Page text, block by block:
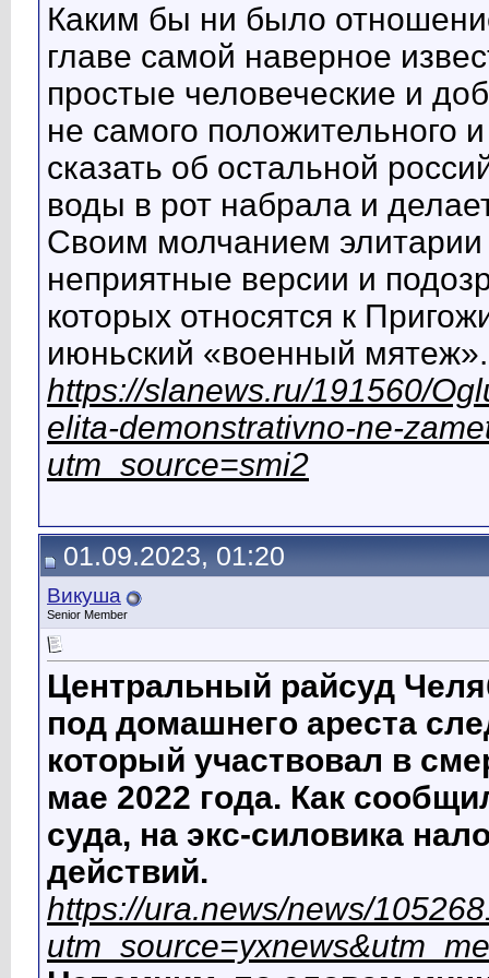
Каким бы ни было
главе самой наверное
простые человеческие и
не самого положительного
сказать об остальной
воды в рот набрала и
Своим молчанием
неприятные версии и
которых относятся к
июньский «военный мятеж».
https://slanews.ru/191560/
elita-demonstrativno-ne-
utm_source=smi2
01.09.2023, 01:20
Викуша
Senior Member
Центральный райсуд
под домашнего ареста
который участвовал в
мае 2022 года. Как
суда, на экс-силовика
действий.
https://ura.news/news/